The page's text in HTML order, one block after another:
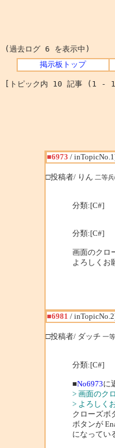
(過去ログ 6 を表示中)
掲示板トップ
[トピック内 10 記事 (1
■6973 /
□投稿者/ りん 二等
分類:[C#]
分類:[C#]
画面のクロ
よろしくお
■6981 /
□投稿者/ ダッチ 一
分類:[C#]
■No6973に
> 画面のク
> よろしく
クローズボ
ボタンが
になってい